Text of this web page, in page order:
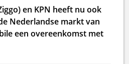
en KPN heeft nu ook
Nederlandse markt van
een overeenkomst met